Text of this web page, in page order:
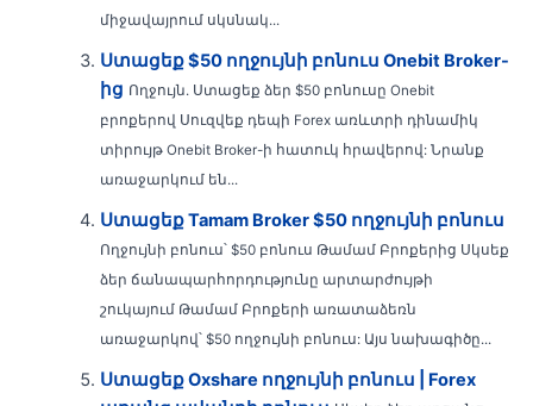
միջավայրում սկսնակ...
Ստացեք $50 ողջույնի բոնուս Onebit Broker-
ից Ողջույն. Ստացեք ձեր $50 բոնուսը Onebit
բրոքերով Սուզվեք դեպի Forex առևտրի դինամիկ
տիրույթ Onebit Broker-ի հատուկ հրավերով: Նրանք
առաջարկում են...
Ստացեք Tamam Broker $50 ողջույնի բոնուս
Ողջույնի բոնուս՝ $50 բոնուս Թամամ Բրոքերից Սկսեք
ձեր ճանապարհորդությունը արտարժույթի
շուկայում Թամամ Բրոքերի առատաձեռն
առաջարկով՝ $50 ողջույնի բոնուս: Այս նախագիծը...
Ստացեք Oxshare ողջույնի բոնուս | Forex